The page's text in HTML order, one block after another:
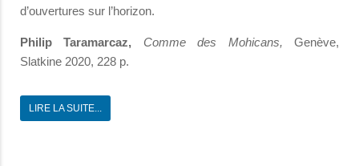
d’ouvertures sur l’horizon.
Philip Taramarcaz, Comme des Mohicans,Genève,
Slatkine 2020, 228 p.
LIRE LA SUITE...